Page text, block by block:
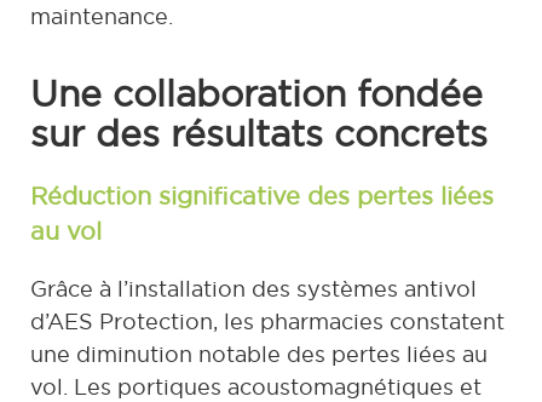
maintenance.
Une collaboration fondée
sur des résultats concrets
Réduction significative des pertes liées
au vol
Grâce à l’installation des systèmes antivol
d’AES Protection, les pharmacies constatent
une diminution notable des pertes liées au
vol. Les portiques acoustomagnétiques et